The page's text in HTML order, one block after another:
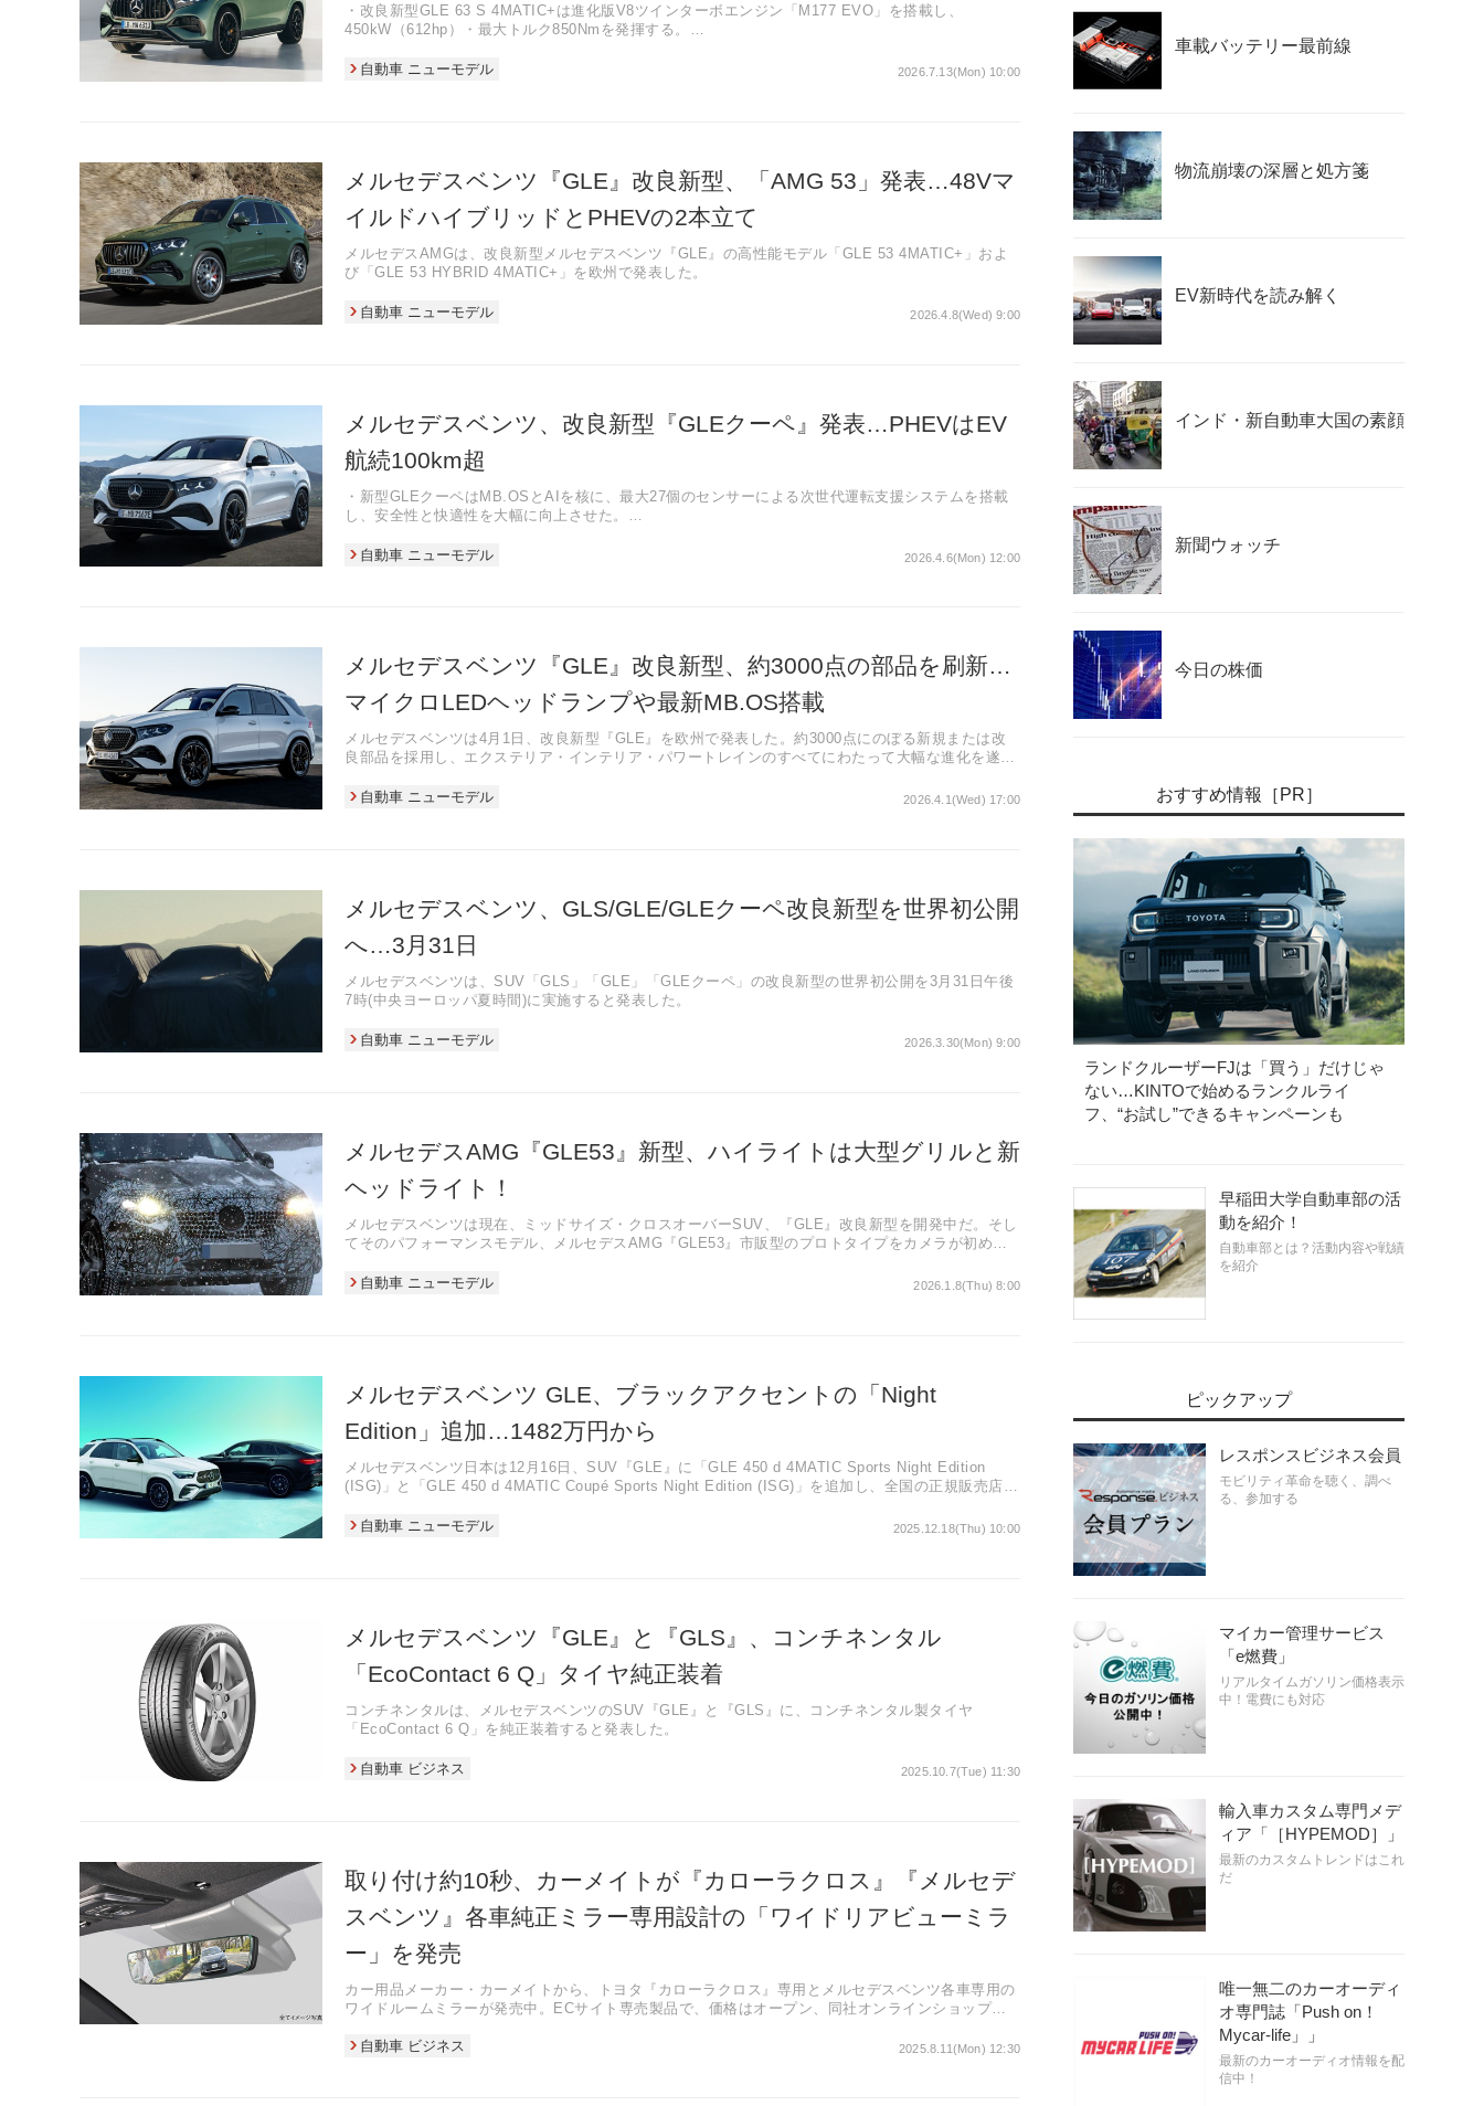
自動車 ニューモデル 2026.7.13(Mon) 10:00
・改良新型GLE 63 S 4MATIC+は進化版V8ツインターボエンジン「M177 EVO」を搭載し、
450kW（612hp）・最大トルク850Nmを発揮する。
性能と環境規制への対応を両立した。
自動車 ニューモデル 2026.4.8(Wed) 9:00
メルセデスベンツ『GLE』改良新型、「AMG 53」発表…48Vマ
イルドハイブリッドとPHEVの2本立て
メルセデスAMGは、改良新型メルセデスベンツ『GLE』の高性能モデル「GLE 53 4MATIC+」およ
び「GLE 53 HYBRID 4MATIC+」を欧州で発表した。
自動車 ニューモデル 2026.4.6(Mon) 12:00
メルセデスベンツ、改良新型『GLEクーペ』発表…PHEVはEV
航続100km超
・新型GLEクーペはMB.OSとAIを核に、最大27個のセンサーによる次世代運転支援システムを搭載
し、安全性と快適性を大幅に向上させた。
ソフトのAIを統合したMBUXバーチャルアシスタントが複雑な対話に対応する。
自動車 ニューモデル 2026.4.1(Wed) 17:00
メルセデスベンツ『GLE』改良新型、約3000点の部品を刷新…
マイクロLEDヘッドランプや最新MB.OS搭載
メルセデスベンツは4月1日、改良新型『GLE』を欧州で発表した。約3000点にのぼる新規または改
良部品を採用し、エクステリア・インテリア・パワートレインのすべてにわたって大幅な進化を遂げ
自動車 ニューモデル 2026.3.30(Mon) 9:00
メルセデスベンツ、GLS/GLE/GLEクーペ改良新型を世界初公開
へ…3月31日
メルセデスベンツは、SUV「GLS」「GLE」「GLEクーペ」の改良新型の世界初公開を3月31日午後
7時(中央ヨーロッパ夏時間)に実施すると発表した。
自動車 ニューモデル 2026.1.8(Thu) 8:00
メルセデスAMG『GLE53』新型、ハイライトは大型グリルと新
ヘッドライト！
メルセデスベンツは現在、ミッドサイズ・クロスオーバーSUV、『GLE』改良新型を開発中だ。そし
てそのパフォーマンスモデル、メルセデスAMG『GLE53』市販型のプロトタイプをカメラが初めて
自動車 ニューモデル 2025.12.18(Thu) 10:00
メルセデスベンツ GLE、ブラックアクセントの「Night
Edition」追加…1482万円から
メルセデスベンツ日本は12月16日、SUV『GLE』に「GLE 450 d 4MATIC Sports Night Edition
(ISG)」と「GLE 450 d 4MATIC Coupé Sports Night Edition (ISG)」を追加し、全国の正規販売店ネ
自動車 ビジネス 2025.10.7(Tue) 11:30
メルセデスベンツ『GLE』と『GLS』、コンチネンタル
「EcoContact 6 Q」タイヤ純正装着
コンチネンタルは、メルセデスベンツのSUV『GLE』と『GLS』に、コンチネンタル製タイヤ
「EcoContact 6 Q」を純正装着すると発表した。
自動車 ビジネス 2025.8.11(Mon) 12:30
取り付け約10秒、カーメイトが『カローラクロス』『メルセデ
スベンツ』各車純正ミラー専用設計の「ワイドリアビューミラ
ー」を発売
カー用品メーカー・カーメイトから、トヨタ『カローラクロス』専用とメルセデスベンツ各車専用の
ワイドルームミラーが発売中。ECサイト専売製品で、価格はオープン、同社オンラインショップ価
車載バッテリー最前線
物流崩壊の深層と処方箋
EV新時代を読み解く
インド・新自動車大国の素顔
新聞ウォッチ
今日の株価
おすすめ情報［PR］
ランドクルーザーFJは「買う」だけじゃ
ない…KINTOで始めるランクルライ
フ、“お試し”できるキャンペーンも
早稲田大学自動車部の活
動を紹介！
自動車部とは？活動内容や戦績
を紹介
ピックアップ
レスポンスビジネス会員
モビリティ革命を聴く、調べ
る、参加する
マイカー管理サービス
「e燃費」
リアルタイムガソリン価格表示
中！電費にも対応
輸入車カスタム専門メデ
ィア「［HYPEMOD］」
最新のカスタムトレンドはこれ
だ
唯一無二のカーオーディ
オ専門誌「Push on！
Mycar-life」」
最新のカーオーディオ情報を配
信中！